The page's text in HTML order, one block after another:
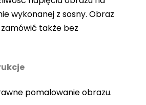
wykonanej z sosny. Obraz
także bez
pomalowanie obrazu.